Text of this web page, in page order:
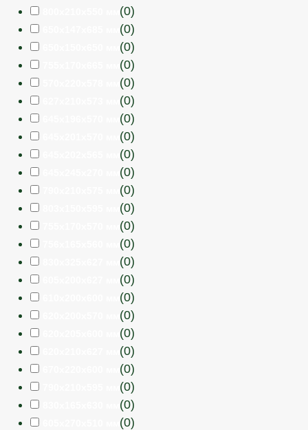
(0)
(0)
(0)
(0)
(0)
(0)
(0)
(0)
(0)
(0)
(0)
(0)
(0)
(0)
(0)
(0)
(0)
(0)
(0)
(0)
(0)
(0)
(0)
(0)